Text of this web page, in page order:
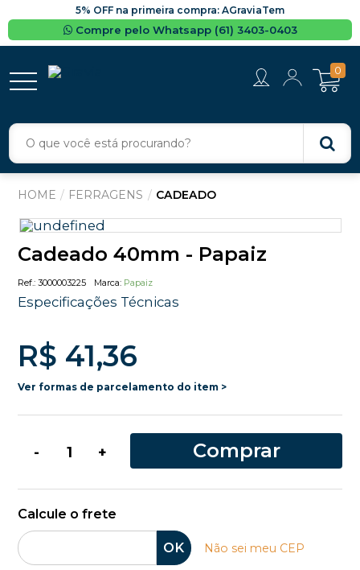
5% OFF na primeira compra: AGraviaTem
Compre pelo Whatsapp (61) 3403-0403
0
FERRAGENS CADEADO
Cadeado 40mm - Papaiz
3000003225 Papaiz
Especificações Técnicas
R$ 41,36
Ver formas de parcelamento do item >
- + Comprar
Calcule o frete
OK Não sei meu CEP